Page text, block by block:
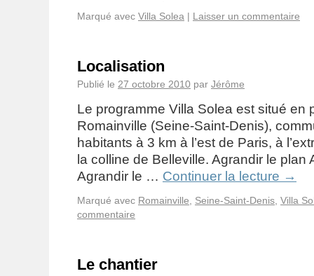
Marqué avec Villa Solea | Laisser un commentaire
Localisation
Publié le 27 octobre 2010 par Jérôme
Le programme Villa Solea est situé en
Romainville (Seine-Saint-Denis),
habitants à 3 km à l’est de Paris, à
la colline de Belleville. Agrandir le plan
Agrandir le … Continuer la lecture →
Marqué avec Romainville Seine-Saint-Denis Villa
commentaire
Le chantier